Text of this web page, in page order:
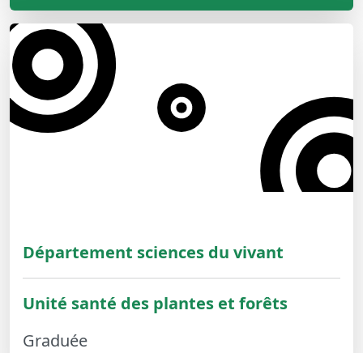
Département sciences du vivant
Unité santé des plantes et forêts
Graduée